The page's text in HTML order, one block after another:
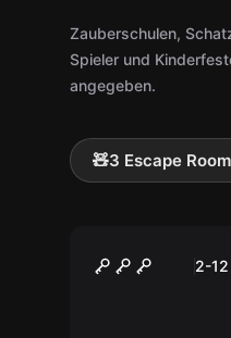
Zauberschulen,
Spieler und
angegeben.
🧸3 Escape
2-